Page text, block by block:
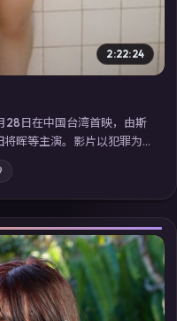
2:22:24
28日在中国台湾首映，由斯
晖等主演。影片以犯罪为
产业链；摄影与配乐强化
看高清电视剧在线看」延
线追剧体验。